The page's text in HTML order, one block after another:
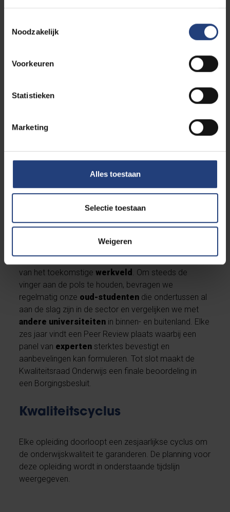
Noodzakelijk
Voorkeuren
Statistieken
Marketing
Alles toestaan
Selectie toestaan
Weigeren
worden.
aanbieden bij de invulling van de
opgenomen worden. De opleiding zal
duidelijker communiceren over het
wie ze terecht kunnen voor ondersteuning.
Bij wie peilen we naar de
opleidingen?
Als universiteit bieden we onzestudenten
de kans om hun ongezouten mening te geven over
gaan ook te rade bij onzedocenten en
assistentenen we peilen naar de verwachtingen
van het toekomstigewerkveld . Om steeds de
vinger aan de pols te houden, bevragen we
regelmatig onze oud-studenten die ondertussen al
aan de slag zijn in de sector en vergelijken we met
andere universiteiten in binnen- en buitenland. Elke
zes jaar vindt een Peer Review plaats waarbij een
panel van experten sterktes bevestigt en
aanbevelingen kan formuleren. Tot slot maakt de
Kwaliteitsraad Onderwijs een finale beoordeling in
een Borgingsbesluit.
Kwaliteitscyclus
Elke opleiding doorloopt een zesjaarlijkse cyclus om
de onderwijskwaliteit te garanderen. De planning voor
deze opleiding wordt in onderstaande tijdslijn
weergegeven.